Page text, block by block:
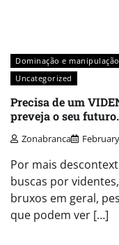
Dominação e manipulação
Uncategorized
Precisa de um
preveja o seu
Zonabranca
Por mais
buscas por
bruxos em geral,
que podem ver […]